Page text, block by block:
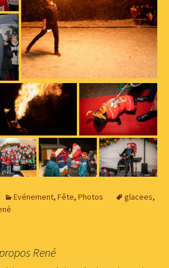
Evénement, Fête, Photos glacees,
René